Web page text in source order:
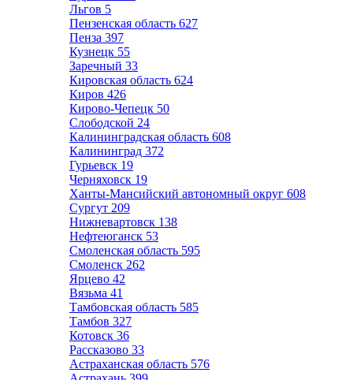
Льгов 5
Пензенская область 627
Пенза 397
Кузнецк 55
Заречный 33
Кировская область 624
Киров 426
Кирово-Чепецк 50
Слободской 24
Калининградская область 608
Калининград 372
Гурьевск 19
Черняховск 19
Ханты-Мансийский автономный округ 608
Сургут 209
Нижневартовск 138
Нефтеюганск 53
Смоленская область 595
Смоленск 262
Ярцево 42
Вязьма 41
Тамбовская область 585
Тамбов 327
Котовск 36
Рассказово 33
Астраханская область 576